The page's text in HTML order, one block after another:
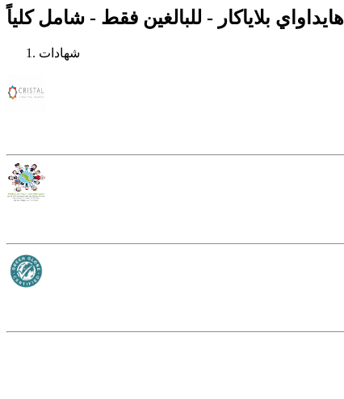
بلاياكار - للبالغين فقط - شامل كلياً
شهادات